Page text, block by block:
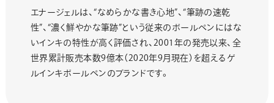
エナージェルは、“なめらかな書き心地”、“筆跡の速乾
性”、“濃く鮮やかな筆跡”という従来のボールペンにはな
いインキの特性が高く評価され、2001年の発売以来、全
世界累計販売本数9億本（2020年9月現在）を超えるゲ
ルインキボールペンのブランドです。